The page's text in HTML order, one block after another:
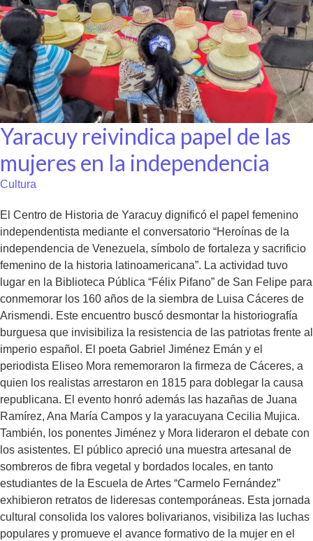
Yaracuy reivindica papel de las
mujeres en la independencia
Cultura
El Centro de Historia de Yaracuy dignificó el papel femenino
independentista mediante el conversatorio “Heroínas de la
independencia de Venezuela, símbolo de fortaleza y sacrificio
femenino de la historia latinoamericana”. La actividad tuvo
lugar en la Biblioteca Pública “Félix Pifano” de San Felipe para
conmemorar los 160 años de la siembra de Luisa Cáceres de
Arismendi. Este encuentro buscó desmontar la historiografía
burguesa que invisibiliza la resistencia de las patriotas frente al
imperio español. El poeta Gabriel Jiménez Emán y el
periodista Eliseo Mora rememoraron la firmeza de Cáceres, a
quien los realistas arrestaron en 1815 para doblegar la causa
republicana. El evento honró además las hazañas de Juana
Ramírez, Ana María Campos y la yaracuyana Cecilia Mujica.
También, los ponentes Jiménez y Mora lideraron el debate con
los asistentes. El público apreció una muestra artesanal de
sombreros de fibra vegetal y bordados locales, en tanto
estudiantes de la Escuela de Artes “Carmelo Fernández”
exhibieron retratos de lideresas contemporáneas. Esta jornada
cultural consolida los valores bolivarianos, visibiliza las luchas
populares y promueve el avance formativo de la mujer en el